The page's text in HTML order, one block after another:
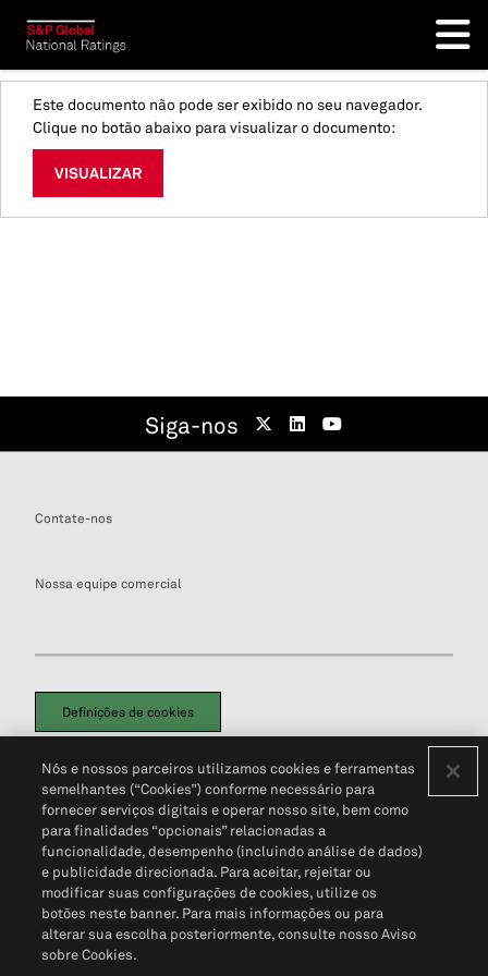
Este documento não pode ser exibido no seu navegador.
Clique no botão abaixo para visualizar o documento:
VISUALIZAR
Siga-nos
Contate-nos
Nossa equipe comercial
Definições de cookies
Política de PrivacidadePortal de privacidade do cliente (em inglês)
Não Venda Minhas Informações Pessoais© 2026 S&P Global
Nós e nossos parceiros utilizamos cookies e ferramentas
semelhantes (“Cookies”) conforme necessário para
fornecer serviços digitais e operar nosso site, bem como
para finalidades “opcionais” relacionadas a
funcionalidade, desempenho (incluindo análise de dados)
e publicidade direcionada. Para aceitar, rejeitar ou
modificar suas configurações de cookies, utilize os
botões neste banner. Para mais informações ou para
alterar sua escolha posteriormente, consulte nosso Aviso
sobre Cookies.